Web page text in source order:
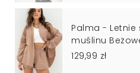
Palma - Letnie
muślinu
129,99 zł